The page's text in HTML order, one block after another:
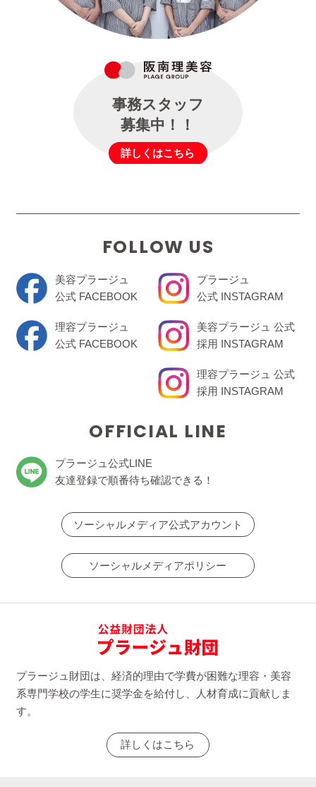
事務スタッフ
募集中！！
詳しくはこちら
FOLLOW US
美容プラージュ
公式 FACEBOOK
理容プラージュ
公式 FACEBOOK
プラージュ
公式 INSTAGRAM
美容プラージュ 公式
採用 INSTAGRAM
理容プラージュ 公式
採用 INSTAGRAM
OFFICIAL LINE
プラージュ公式LINE
友達登録で順番待ち確認できる！
ソーシャルメディア公式アカウント
ソーシャルメディアポリシー
プラージュ財団は、経済的理由で学費が困難な理容・美容
系専門学校の学生に奨学金を給付し、人材育成に貢献しま
す。
詳しくはこちら